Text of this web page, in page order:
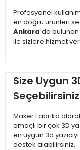
Profesyonel
en doğru ürünleri
Ankara'da
ile sizlere hizmet
Size Uygun
Maker Fabrika
amaçlı bir çok 3D
en uygun 3d
destek alabilirsiniz.